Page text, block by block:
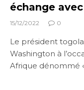
échange
15/12/2022 0
Le président
Washington à
Afrique dénommé